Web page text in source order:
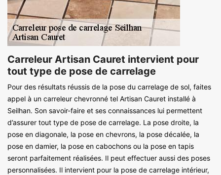
Carreleur Artisan Cauret intervient pour
tout type de pose de carrelage
Pour des résultats réussis de la pose du carrelage de sol, faites
appel à un carreleur chevronné tel Artisan Cauret installé à
Seilhan. Son savoir-faire et ses connaissances lui permettent
d’assurer tout type de pose de carrelage. La pose droite, la
pose en diagonale, la pose en chevrons, la pose décalée, la
pose en damier, la pose en cabochons ou la pose en tapis
seront parfaitement réalisées. Il peut effectuer aussi des poses
personnalisées. Il intervient pour la pose de carrelage intérieur,